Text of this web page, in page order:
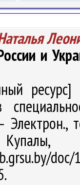
и
Электрон.,